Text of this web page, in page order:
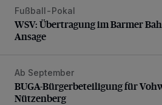
WSV: Übertragung im Barmer
Fußball-Pokal
WSV: Übertragung im Barmer
Ansage
BUGA-Bürgerbeteiligung für
Ab September
BUGA-Bürgerbeteiligung für
Nützenberg